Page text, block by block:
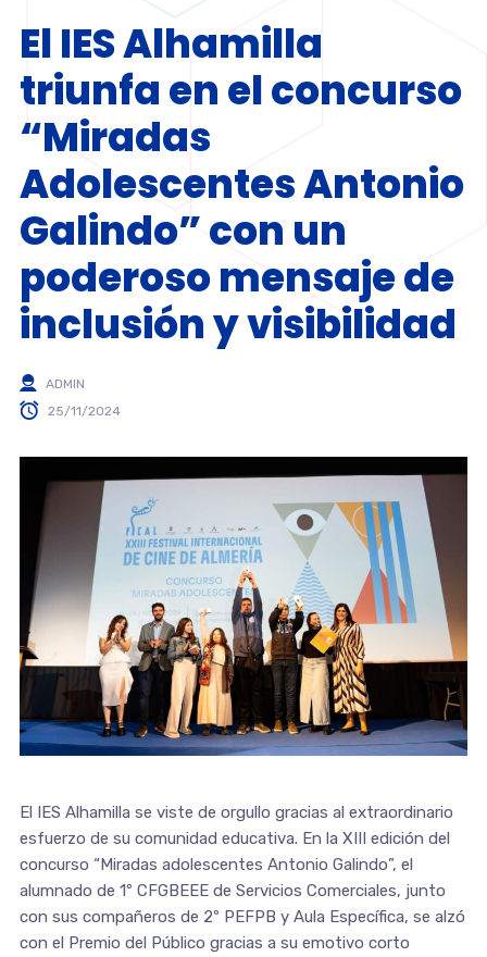
El IES Alhamilla
triunfa en el concurso
“Miradas
Adolescentes Antonio
Galindo” con un
poderoso mensaje de
inclusión y visibilidad
ADMIN
25/11/2024
El IES Alhamilla se viste de orgullo gracias al extraordinario
esfuerzo de su comunidad educativa. En la XIII edición del
concurso “Miradas adolescentes Antonio Galindo”, el
alumnado de 1º CFGBEEE de Servicios Comerciales, junto
con sus compañeros de 2º PEFPB y Aula Específica, se alzó
con el Premio del Público gracias a su emotivo corto